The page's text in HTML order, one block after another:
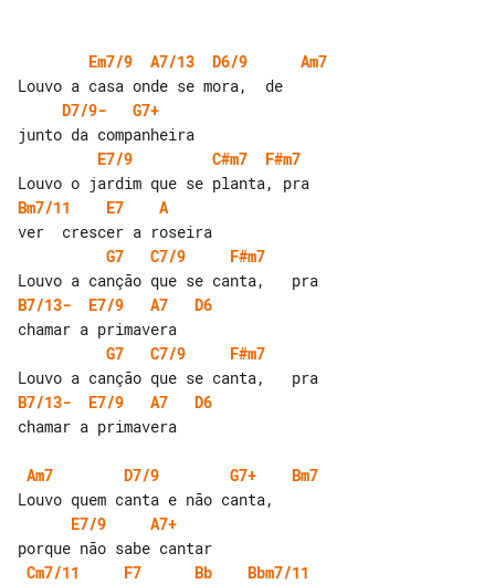
Em7/9 A7/13 D6/9
Am7
D7/9-
G7+
E7/9
C#m7
F#m7
Bm7/11
E7
A
G7
C7/9
F#m7
B7/13-
E7/9 A7
D6
G7
C7/9
F#m7
B7/13-
E7/9 A7
D6
chamar a primavera
Am7 D7/9 G7+
Bm7
E7/9
A7+
Cm7/11
F7 Bb
Bbm7/11